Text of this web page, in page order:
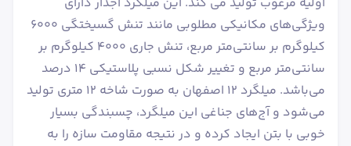
ویژگی‌های مکانیکی مطلوبی مانند تنش گسیختگی ۶۰۰۰
کیلوگرم بر سانتی‌متر مربع، تنش جاری ۴۰۰۰ کیلوگرم بر
سانتی‌متر مربع و تغییر شکل نسبی پلاستیکی ۱۴ درصد
می‌باشد. میلگرد ۱۲ اصفهان به صورت شاخه 12 متری تولید
می‌شود و آج‌های جناغی این میلگرد، چسبندگی بسیار
خوبی با بتن ایجاد کرده و در نتیجه مقاومت سازه را به